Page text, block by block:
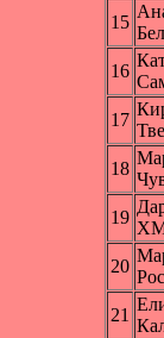
15
16
17
18
19
20
21